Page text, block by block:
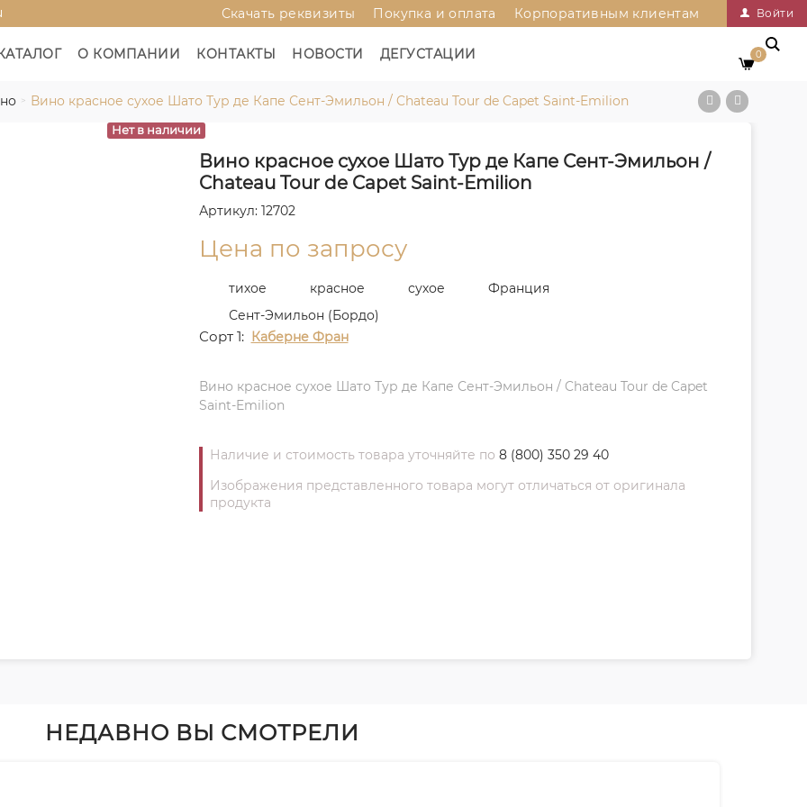
Войти
Скачать реквизиты Покупка и оплата Корпоративным клиентам
О КОМПАНИИ КОНТАКТЫ НОВОСТИ ДЕГУСТАЦИИ 0
Вино красное сухое Шато Тур де Капе Сент-Эмильон / Chateau Tour de Capet Saint-Emilion
Нет в наличии
Вино красное сухое Шато Тур де Капе Сент-Эмильон /
Chateau Tour de Capet Saint-Emilion
Артикул: 12702
Цена по запросу
тихое красное сухое
Франция
Сент-Эмильон (Бордо)
Сорт 1: Каберне Фран
Вино красное сухое Шато Тур де Капе Сент-Эмильон / Chateau Tour de Capet
Saint-Emilion
Наличие и стоимость товара уточняйте по 8 (800) 350 29 40
Изображения представленного товара могут отличаться от оригинала
продукта
НЕДАВНО ВЫ СМОТРЕЛИ